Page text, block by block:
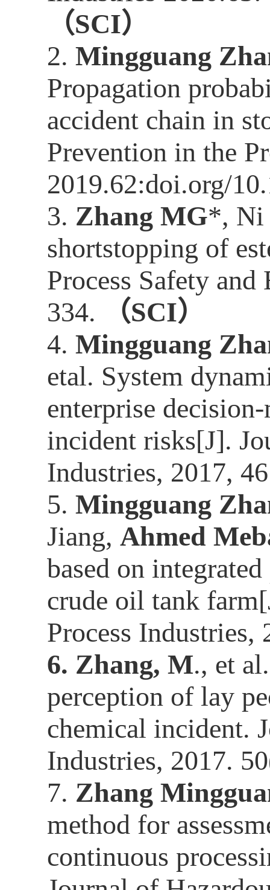
（SCI）
2. Mingguang
Propagation
accident chain in
Prevention in the
2019.62:doi.org/
3. Zhang MG*, Ni
shortstopping of
Process Safety
334.
（SCI）
4. Mingguang
etal. System
enterprise
incident risks[J].
Industries, 2017,
5. Mingguang
Jiang, Ahmed
based on
crude oil tank
Process Industries,
6. Zhang, M., et
perception of lay
chemical incident.
Industries, 2017.
7. Zhang
method for
continuous